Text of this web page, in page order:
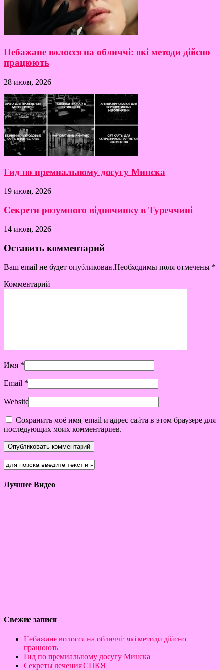
Небажане волосся на обличчі: які методи дійсно
працюють
28 июля, 2026
Гид по премиальному досугу Минска
19 июля, 2026
Секрети розумного відпочинку в Туреччині
14 июля, 2026
Оставить комментарий
Ваш email не будет опубликован.Необходимы поля отмечены *
Комментарий
Имя *
Email *
Website
Сохранить моё имя, email и адрес сайта в этом браузере для
последующих моих комментариев.
Лучшее Видео
Свежие записи
Небажане волосся на обличчі: які методи дійсно
працюють
Гид по премиальному досугу Минска
Секреты лечения СПКЯ